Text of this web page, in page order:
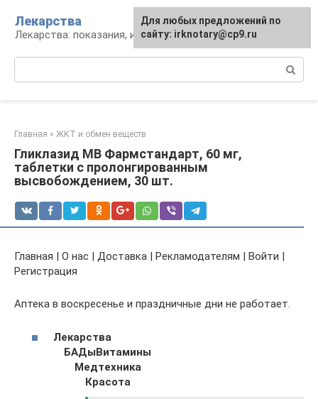
контенту
Лекарства
Лекарства: показания, инструкция, аналоги
Главная » ЖКТ и обмен веществ
Гликлазид МВ Фармстандарт, 60 мг,
таблетки с пролонгированным
высвобождением, 30 шт.
Главная | О нас | Доставка | Рекламодателям | Войти |
Регистрация
Аптека в воскресенье и праздничные дни не работает.
Лекарства
БАДыВитамины
Медтехника
Красота
Для любых предложений по
сайту: irknotary@cp9.ru